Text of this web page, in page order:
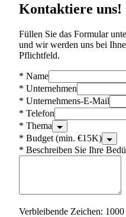
Kontaktiere uns!
Füllen Sie das Formular
und wir werden uns bei
Pflichtfeld.
* Name
* Unternehmen
* Unternehmens-E-Mail
* Telefon
* Thema
* Budget (min. €15K)
* Beschreiben Sie Ihre
Verbleibende Zeichen: 1000